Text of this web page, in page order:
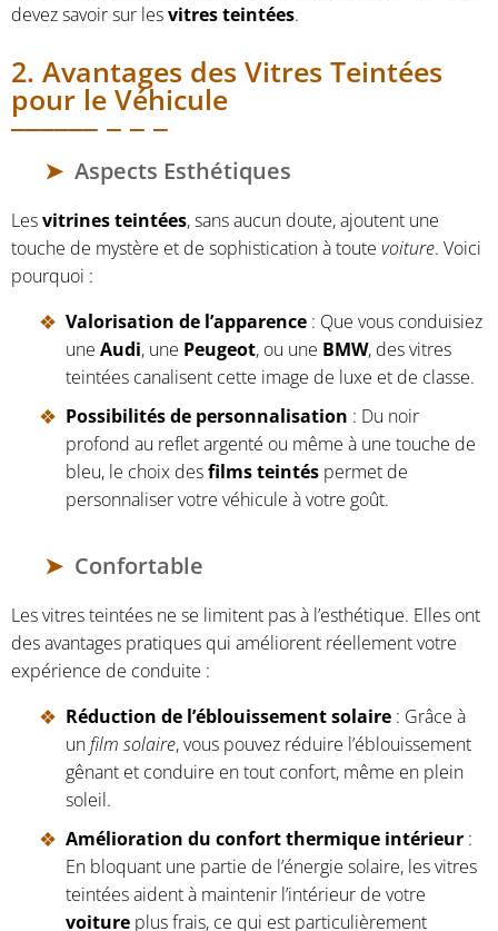
devez savoir sur lesvitres teintées.
2. Avantages des Vitres Teintées
pour le Véhicule
Aspects Esthétiques
Lesvitrines teintées, sans aucun doute, ajoutent une
touche de mystère et de sophistication à toute voiture. Voici
pourquoi :
Valorisation de l’apparence : Que vous conduisiez
une Audi, une Peugeot, ou une BMW, des vitres
teintées canalisent cette image de luxe et de classe.
Possibilités de personnalisation : Du noir
profond au reflet argenté ou même à une touche de
bleu, le choix desfilms teintés permet de
personnaliser votre véhicule à votre goût.
Confortable
Les vitres teintées ne se limitent pas à l’esthétique. Elles ont
des avantages pratiques qui améliorent réellement votre
expérience de conduite :
Réduction de l’éblouissement solaire : Grâce à
unfilm solaire, vous pouvez réduire l’éblouissement
gênant et conduire en tout confort, même en plein
soleil.
Amélioration du confort thermique intérieur :
En bloquant une partie de l’énergie solaire, les vitres
teintées aident à maintenir l’intérieur de votre
voiture plus frais, ce qui est particulièrement